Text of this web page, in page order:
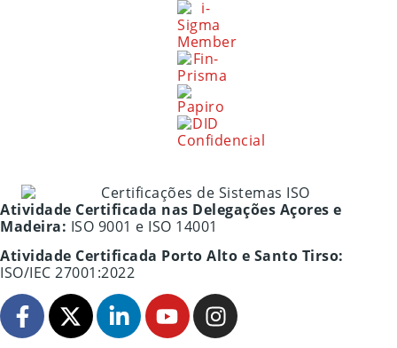
Atividade Certificada nas Delegações Açores e
Madeira: ISO 9001 e ISO 14001
Atividade Certificada Porto Alto e Santo Tirso:
ISO/IEC 27001:2022